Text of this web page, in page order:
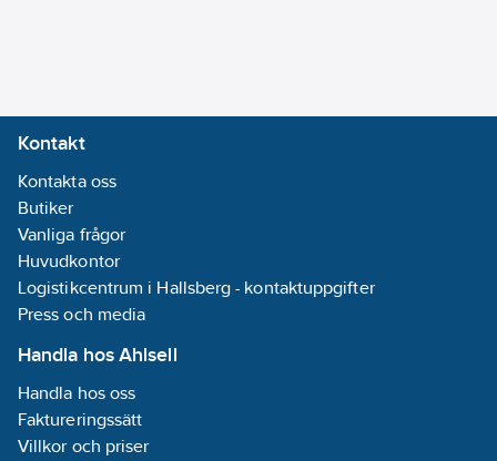
Kontakt
Kontakta oss
Butiker
Vanliga frågor
Huvudkontor
Logistikcentrum i Hallsberg - kontaktuppgifter
Press och media
Handla hos Ahlsell
Handla hos oss
Faktureringssätt
Villkor och priser